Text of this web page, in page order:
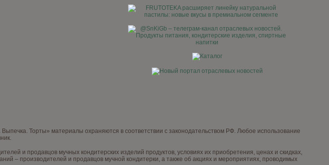
Торты» материалы охраняются в соответствии с законодательством РФ. Любое использование
и продавцов мучных кондитерских изделий продуктов, условиях их приобретения, ценах и скидках,
– производителей и продавцов мучной кондитерки, а также об акциях и мероприятиях, проводимых